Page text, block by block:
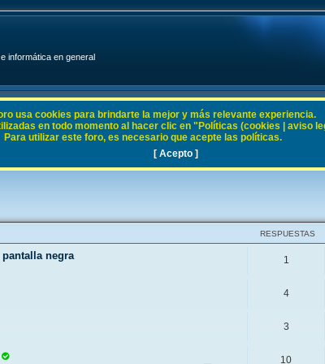
informática en general
RESPUESTAS
negra 1
4
3
10
usa cookies para brindarte la mejor y más relevante experiencia.
en todo momento al hacer clic en "Políticas (cookies | aviso
Para utilizar este foro, es necesario que acepte las políticas.
[ Acepto ]